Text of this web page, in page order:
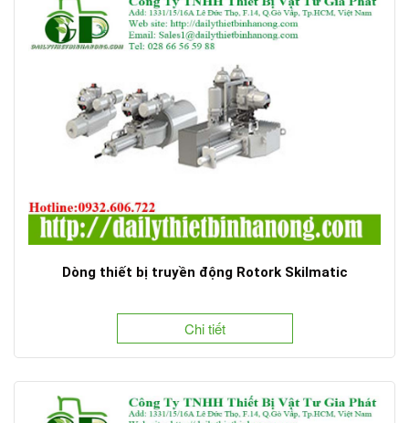
Dòng thiết bị truyền động Rotork Skilmatic
Chi tiết